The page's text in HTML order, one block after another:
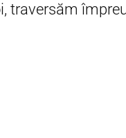
traversăm